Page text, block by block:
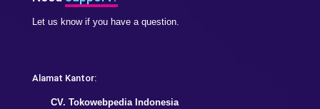
Let us know if you have a question.
Alamat Kantor:
CV. Tokowebpedia Indonesia